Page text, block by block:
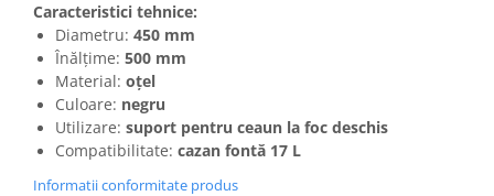
Caracteristici tehnice:
Diametru: 450 mm
Înălțime: 500 mm
Material: oțel
Culoare: negru
Utilizare: suport pentru ceaun la foc deschis
Compatibilitate: cazan fontă 17 L
Informatii conformitate produs